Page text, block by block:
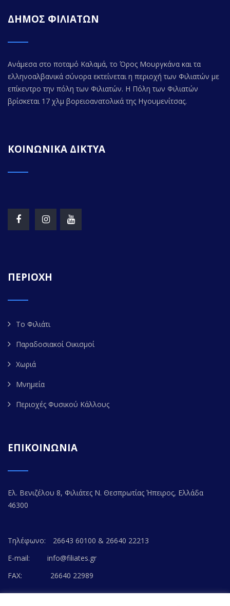
ΔΗΜΟΣ ΦΙΛΙΑΤΩΝ
Ανάμεσα στο ποταμό Καλαμά, το Όρος Μουργκάνα και τα
ελληνοαλβανικά σύνορα εκτείνεται η περιοχή των Φιλιατών με
επίκεντρο την πόλη των Φιλιατών. Η Πόλη των Φιλιατών
βρίσκεται 17 χλμ βορειοανατολικά της Ηγουμενίτσας.
ΚΟΙΝΩΝΙΚΑ ΔΙΚΤΥΑ
ΠΕΡΙΟΧΗ
Το Φιλιάτι
Παραδοσιακοί Οικισμοί
Χωριά
Μνημεία
Περιοχές Φυσικού Κάλλους
ΕΠΙΚΟΙΝΩΝΙΑ
Ελ. Βενιζέλου 8, Φιλιάτες Ν. Θεσπρωτίας Ήπειρος, Ελλάδα
46300
Τηλέφωνο:
26643 60100 & 26640 22213
E-mail:
info@filiates.gr
FAX:
26640 22989